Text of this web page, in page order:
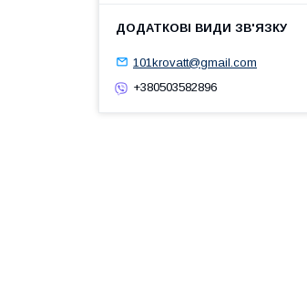
101krovatt@gmail.com
+380503582896